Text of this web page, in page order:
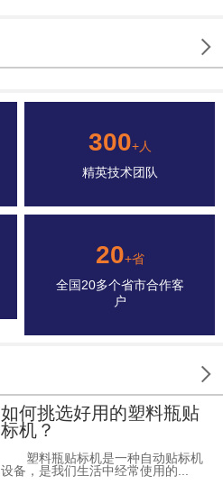

300+人
精英技术团队
20+省
全国20多个省市合作客
户

如何挑选好用的塑料瓶贴
标机？
塑料瓶贴标机是一种自动贴标机
设备，是我们生活中经常使用的...